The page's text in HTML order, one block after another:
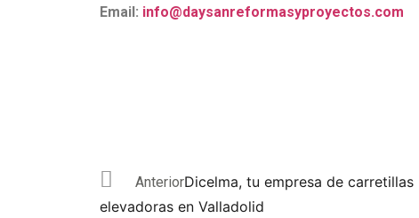
Email: info@daysanreformasyproyectos.com
AnteriorDicelma, tu empresa de carretillas
elevadoras en Valladolid